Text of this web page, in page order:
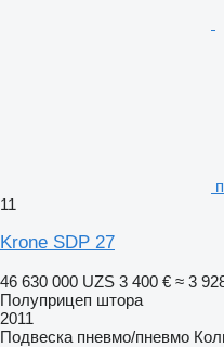
11
Krone SDP 27
46 630 000 UZS 3 400 € ≈ 3
Полуприцеп штора
2011
Подвеска пневмо/пневмо